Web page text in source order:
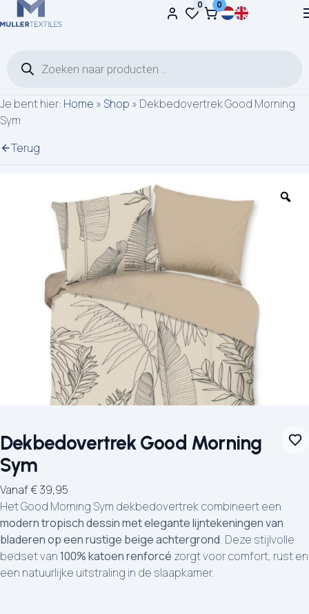
Ga naar de inhoud 0 0
Je bent hier: Home » Shop » Dekbedovertrek Good Morning
Sym
Terug
Dekbedovertrek Good Morning
Sym
Vanaf€39,95
Het Good Morning Sym dekbedovertrek combineert een
modern tropisch dessin met elegante lijntekeningen van
bladeren op een rustige beige achtergrond. Deze stijlvolle
bedset van100% katoen renforcé zorgt voor comfort, rust en
een natuurlijke uitstraling in de slaapkamer.